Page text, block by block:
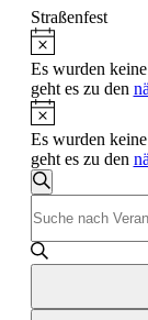
Straßenfest
Hinweis
Es wurden
geht es zu den
Hinweis
Es wurden
geht es zu den
Suche
und
Ansichten,
Suche
Schlüsselwort
eingeben.
Suche
Veranstaltungen